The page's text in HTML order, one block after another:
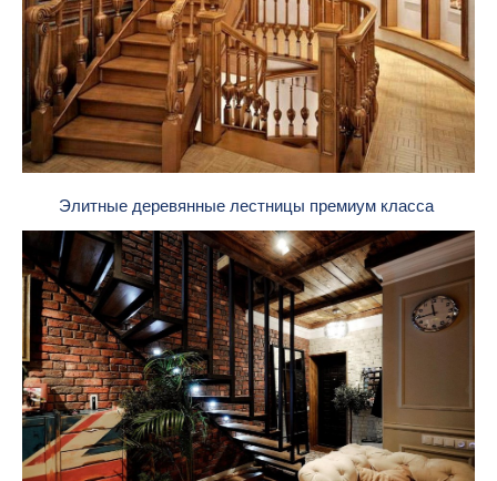
Элитные деревянные лестницы премиум класса